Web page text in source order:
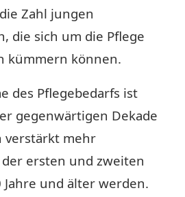
Zahl jungen
die sich um die Pflege
kümmern können.
des Pflegebedarfs ist
gegenwärtigen Dekade
verstärkt mehr
ersten und zweiten
und älter werden.